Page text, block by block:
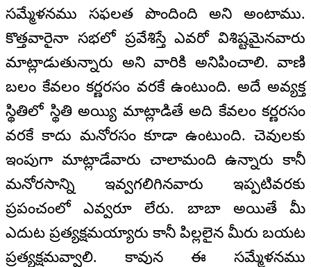
సమ్మేళనము సఫలత పొందింది అని అంటాము.
కొత్తవారైనా సభలో ప్రవేశిస్తే ఎవరో విశిష్టమైనవారు
మాట్లాడుతున్నారు అని వారికి అనిపించాలి. వాణి
బలం కేవలం కర్ణరసం వరకే ఉంటుంది. అదే అవ్యక్త
స్థితిలో స్థితి అయ్యి మాట్లాడితే అది కేవలం కర్ణరసం
వరకే కాదు మనోరసం కూడా ఉంటుంది. చెవులకు
ఇంపుగా మాట్లాడేవారు చాలామంది ఉన్నారు కానీ
మనోరసాన్ని ఇవ్వగలిగినవారు ఇప్పటివరకు
ప్రపంచంలో ఎవ్వరూ లేరు. బాబా అయితే మీ
ఎదుట ప్రత్యక్షమయ్యారు కానీ పిల్లలైన మీరు బయట
ప్రత్యక్షమవ్వాలి. కావున ఈ సమ్మేళనము